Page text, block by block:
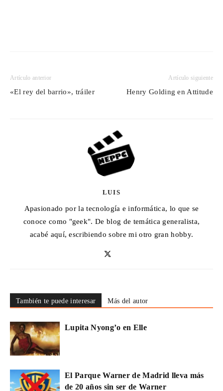
Artículo anterior
«El rey del barrio», tráiler
Artículo siguiente
Henry Golding en Attitude
LUIS
Apasionado por la tecnología e informática, lo que se
conoce como "geek". De blog de temática generalista,
acabé aquí, escribiendo sobre mi otro gran hobby.
También te puede interesar Más del autor
Lupita Nyong’o en Elle
El Parque Warner de Madrid lleva más
de 20 años sin ser de Warner